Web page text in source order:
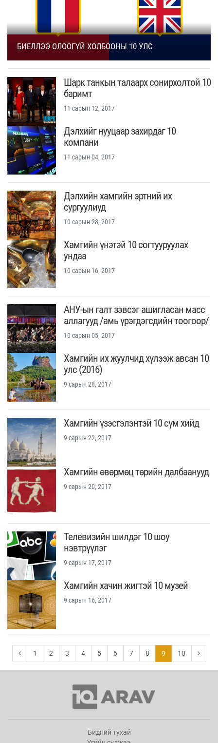
БИЕЛЛЭЭ ОЛООГҮЙ ХОЛБООНЫ 10 УЛС
Шарк танкын талаарх сонирхолтой 10
баримт
11 сарын 12, 2017
Дэлхийг нууцаар захирдаг 10
компани
11 сарын 04, 2017
Дэлхийн хамгийн эртний их
сургуулиуд
10 сарын 28, 2017
Хамгийн үнэтэй 10 согтууруулах
ундаа
10 сарын 16, 2017
АНУ-ын галт зэвсэг ашигласан масс
аллагууд /амь үрэгдэгсдийн тоогоор/
10 сарын 05, 2017
Хамгийн их жуулчид хүлээж авсан 10
улс (2016)
9 сарын 28, 2017
Хамгийн үзэсгэлэнтэй 10 сүм хийд
9 сарын 22, 2017
Хамгийн өвөрмөц төрийн далбаанууд
9 сарын 20, 2017
Телевизийн шилдэг 10 шоу
нэвтрүүлэг
9 сарын 17, 2017
Хамгийн хачин жигтэй 10 музей
9 сарын 16, 2017
1 2 3 4 5 6 7 8 9 10
Бидний тухай